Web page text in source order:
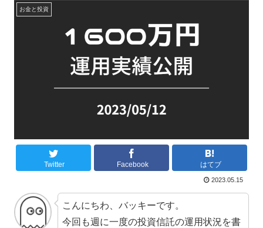
お金と投資
Twitter Facebook はてブ
2023.05.15
こんにちわ、バッキーです。
今回も週に一度の投資信託の運用状況を書